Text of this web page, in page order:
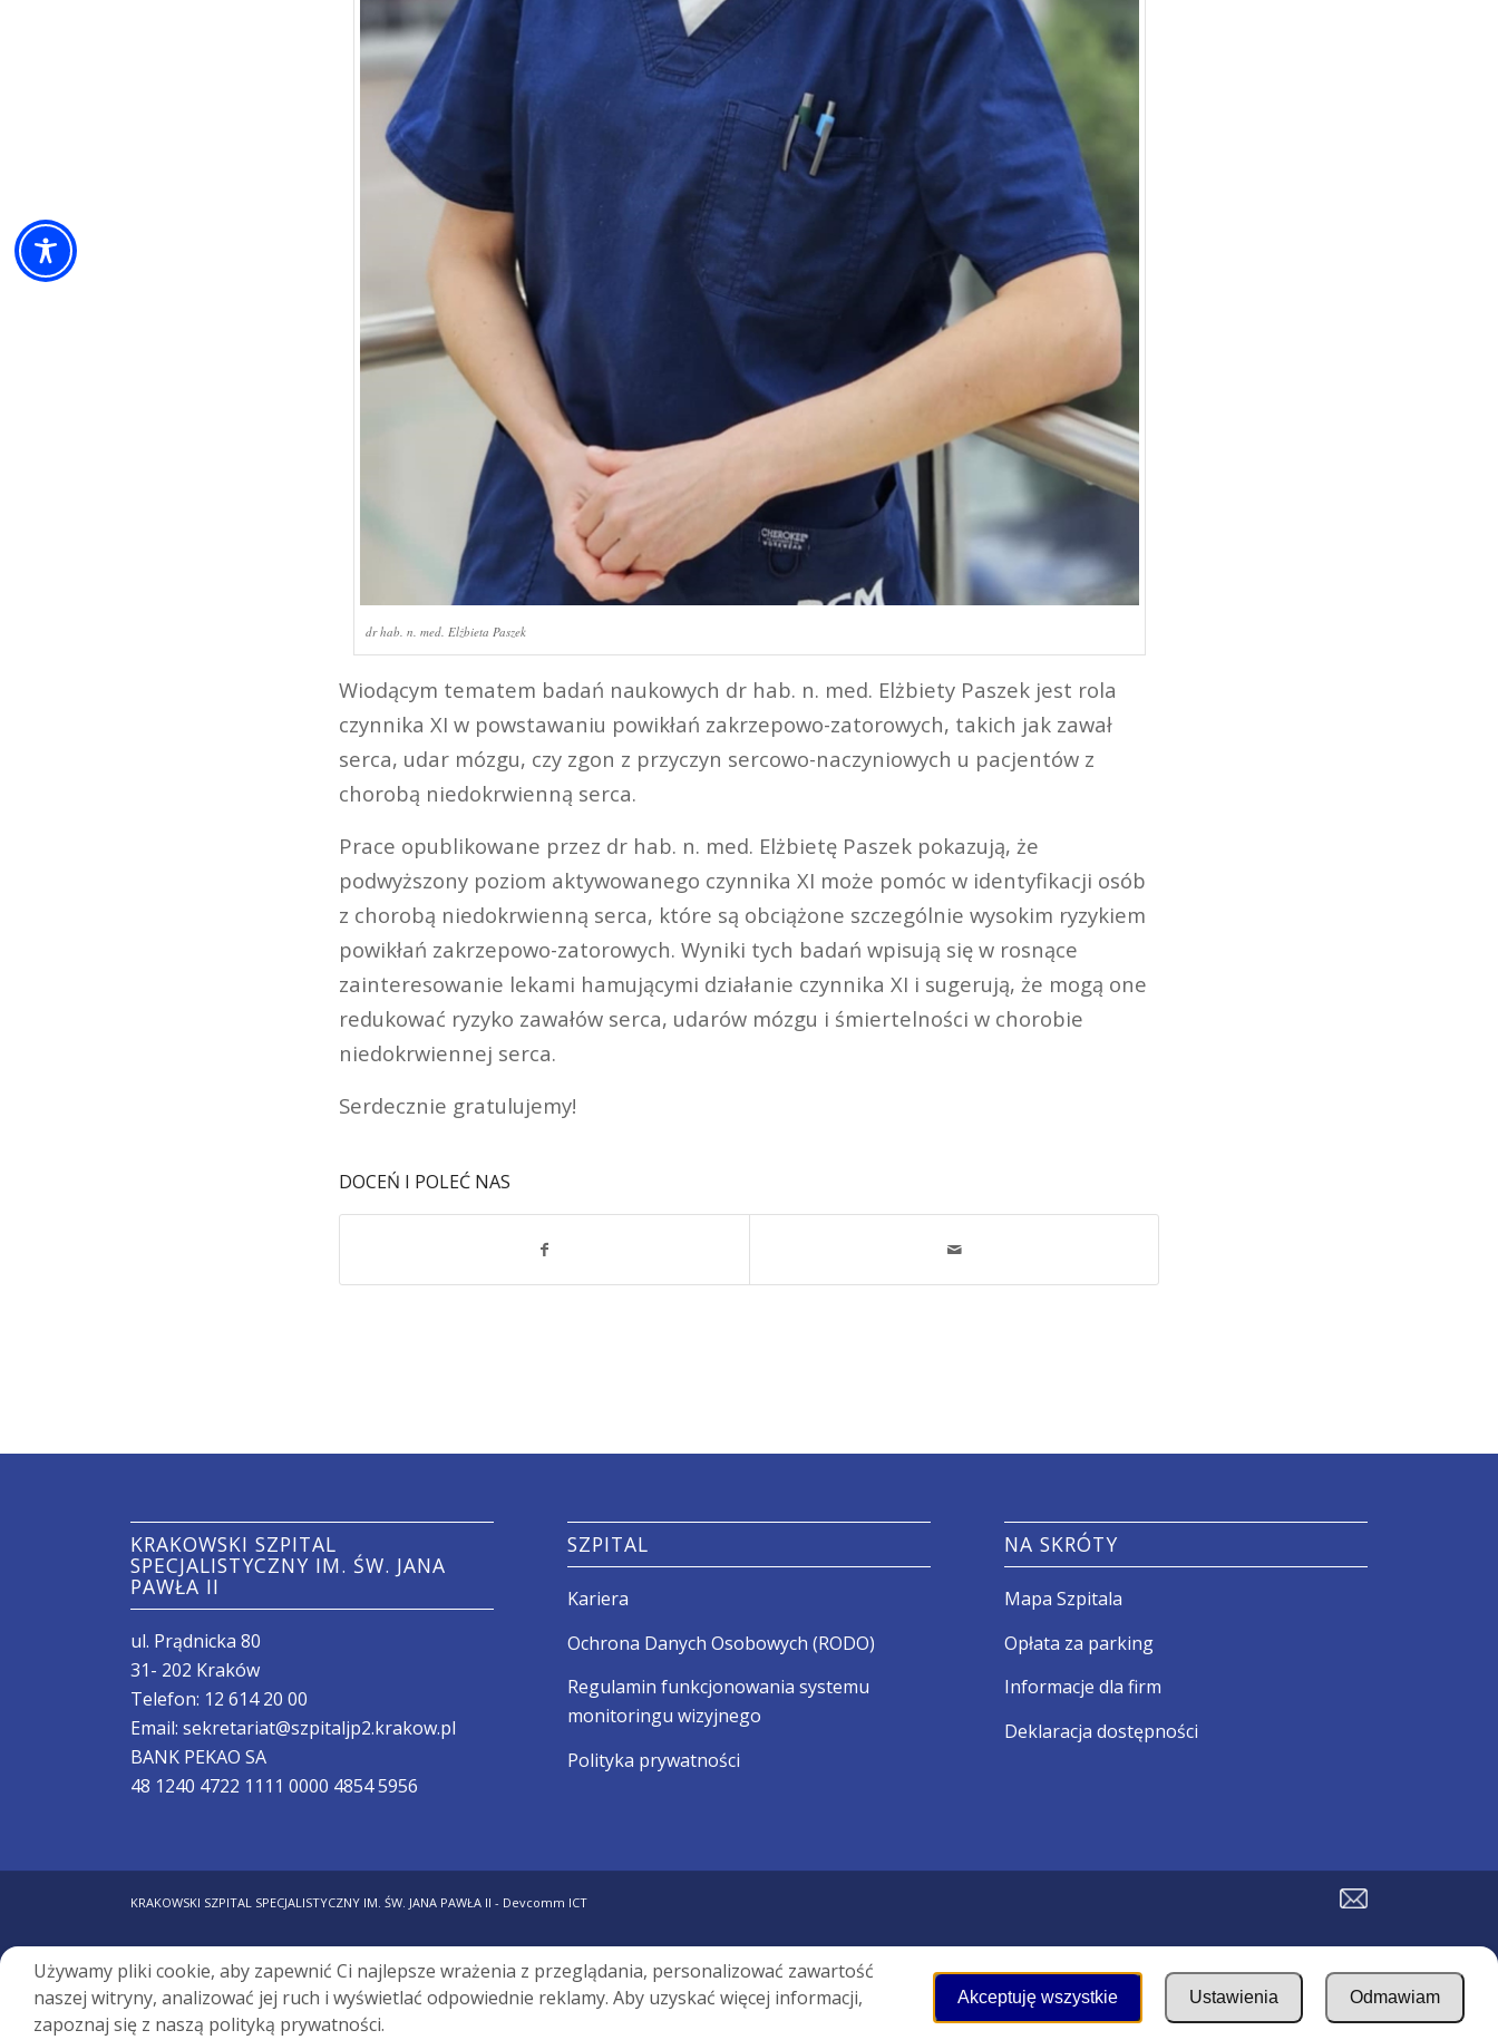
dr hab. n. med. Elżbieta Paszek
Wiodącym tematem badań naukowych dr hab. n. med. Elżbiety Paszek jest rola
czynnika XI w powstawaniu powikłań zakrzepowo-zatorowych, takich jak zawał
serca, udar mózgu, czy zgon z przyczyn sercowo-naczyniowych u pacjentów z
chorobą niedokrwienną serca.
Prace opublikowane przez dr hab. n. med. Elżbietę Paszek pokazują, że
podwyższony poziom aktywowanego czynnika XI może pomóc w identyfikacji osób
z chorobą niedokrwienną serca, które są obciążone szczególnie wysokim ryzykiem
powikłań zakrzepowo-zatorowych. Wyniki tych badań wpisują się w rosnące
zainteresowanie lekami hamującymi działanie czynnika XI i sugerują, że mogą one
redukować ryzyko zawałów serca, udarów mózgu i śmiertelności w chorobie
niedokrwiennej serca.
Serdecznie gratulujemy!
DOCEŃ I POLEĆ NAS
KRAKOWSKI SZPITAL
SPECJALISTYCZNY IM. ŚW. JANA
PAWŁA II
ul. Prądnicka 80
31- 202 Kraków
Telefon: 12 614 20 00
Email:sekretariat@szpitaljp2.krakow.pl
BANK PEKAO SA
48 1240 4722 1111 0000 4854 5956
SZPITAL
Kariera
Ochrona Danych Osobowych (RODO)
Regulamin funkcjonowania systemu
monitoringu wizyjnego
Polityka prywatności
NA SKRÓTY
Mapa Szpitala
Opłata za parking
Informacje dla firm
Deklaracja dostępności
KRAKOWSKI SZPITAL SPECJALISTYCZNY IM. ŚW. JANA PAWŁA II - Devcomm ICT
Używamy pliki cookie, aby zapewnić Ci najlepsze wrażenia z przeglądania, personalizować zawartość
naszej witryny, analizować jej ruch i wyświetlać odpowiednie reklamy. Aby uzyskać więcej informacji,
zapoznaj się z naszą polityką prywatności.
Akceptuję wszystkie Ustawienia Odmawiam